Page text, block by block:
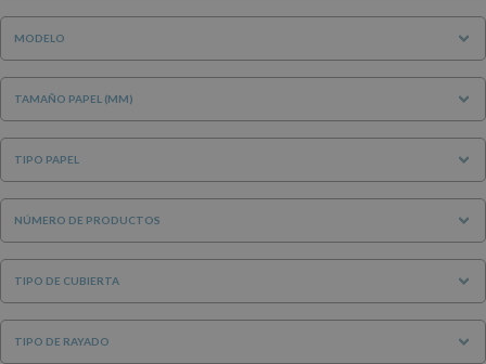
MODELO
TAMAÑO PAPEL (MM)
TIPO PAPEL
NÚMERO DE PRODUCTOS
TIPO DE CUBIERTA
TIPO DE RAYADO